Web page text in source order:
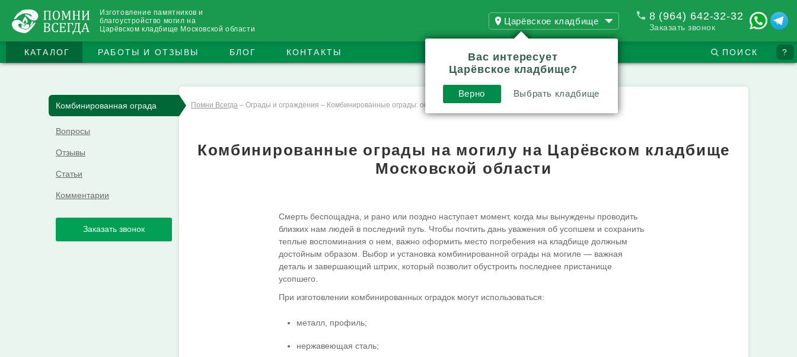
Изготовление памятников и
благоустройство могил на
Царёвском кладбище Московской области
8 (964) 642-32-32
Заказать звонок
Царёвское кладбище
КАТАЛОГ РАБОТЫ И ОТЗЫВЫ БЛОГ КОНТАКТЫ ?
ПОИСК
Комбинированная ограда
Вопросы
Отзывы
Статьи
Комментарии
Заказать звонок
Помни Всегда – Ограды и ограждения – Комбинированные ограды: общая информация
Комбинированные ограды на могилу на Царёвском кладбище
Московской области
Смерть беспощадна, и рано или поздно наступает момент, когда мы вынуждены проводить
близких нам людей в последний путь. Чтобы почтить дань уважения об усопшем и сохранить
теплые воспоминания о нем, важно оформить место погребения на кладбище должным
достойным образом. Выбор и установка комбинированной ограды на могиле — важная
деталь и завершающий штрих, который позволит обустроить последнее пристанище
усопшего.
При изготовлении комбинированных оградок могут использоваться:
металл, профиль;
нержавеющая сталь;
Вас интересует
Царёвское кладбище?
Верно Выбрать кладбище